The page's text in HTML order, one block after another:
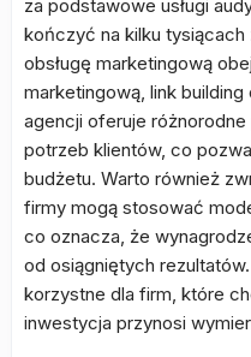
za podstawowe usługi
kończyć na kilku
obsługę marketingową
marketingową, link
agencji oferuje
potrzeb klientów, co
budżetu. Warto również
firmy mogą stosować
co oznacza, że
od osiągniętych
korzystne dla firm, które
inwestycja przynosi